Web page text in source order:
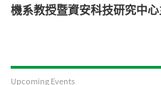
機系教授暨資安科技研究中
Upcoming Events